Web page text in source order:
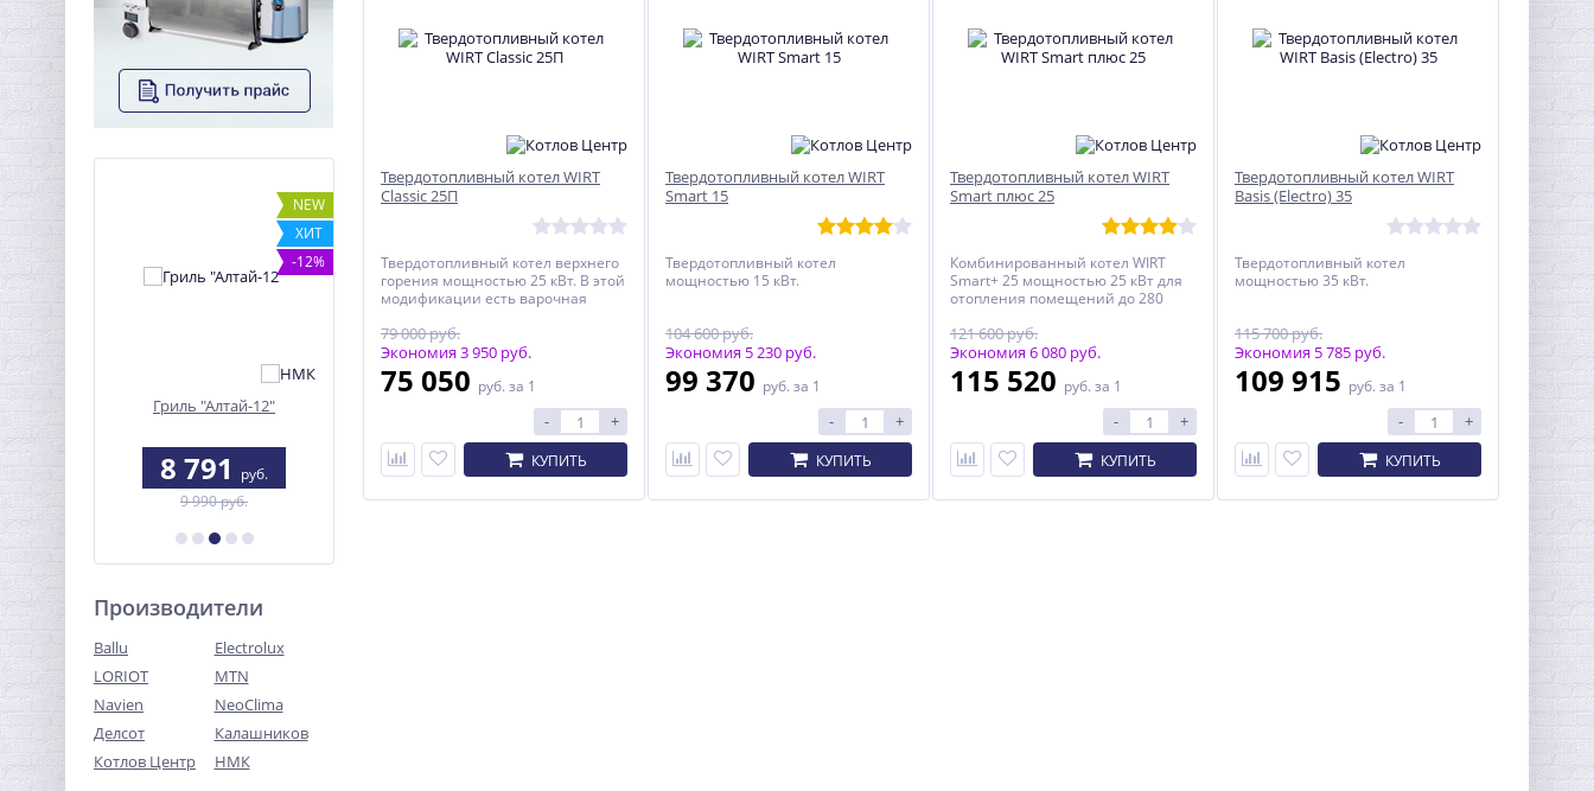
NEW
ХИТ
-12%
Гриль "Алтай-12"
8 791
руб.
9 990 руб.
-12%
Твердотопливный котел
45 716руб.
51 950 руб.
Твердотопливный котел
29 677руб.
%
ЭКМ-4 Octa steel
15 353руб.
Производители
Ballu
Electrolux
LORIOT
MTN
Navien
NeoClima
Делсот
Калашников
Котлов Центр
НМК
Твердотопливный котел WIRT
Classic 25П
Твердотопливный котел верхнего
горения мощностью 25 кВт. В этой
модификации есть варочная
79 000 руб.
Экономия 3 950 руб.
75 050 руб. за 1
- +
КУПИТЬ
Твердотопливный котел WIRT
Smart 15
Твердотопливный котел
мощностью 15 кВт.
104 600 руб.
Экономия 5 230 руб.
99 370 руб. за 1
- +
КУПИТЬ
Твердотопливный котел WIRT
Smart плюс 25
Комбинированный котел WIRT
Smart+ 25 мощностью 25 кВт для
отопления помещений до 280
121 600 руб.
Экономия 6 080 руб.
115 520 руб. за 1
- +
КУПИТЬ
Твердотопливный котел WIRT
Basis (Electro) 35
Твердотопливный котел
мощностью 35 кВт.
115 700 руб.
Экономия 5 785 руб.
109 915 руб. за 1
- +
КУПИТЬ